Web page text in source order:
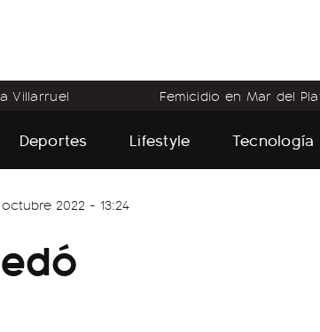
Villarruel Femicidio en Mar del
Deportes Lifestyle Tecnología
2022 - 13:24